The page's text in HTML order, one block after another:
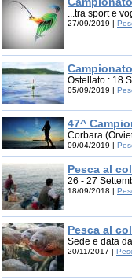
...tra sport e
27/09/2019 |
Ostellato : 18
05/09/2019 |
47^
Corbara
09/04/2019 |
Pesca al
26 - 27
18/09/2018 |
Pesca al
Sede e data
20/11/2017 |